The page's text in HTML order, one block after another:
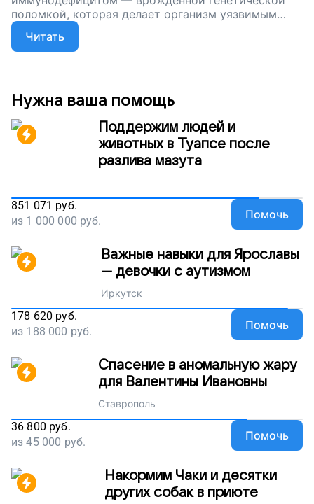
поломкой, которая делает организм уязвимым
перед любыми инфекциями. Друзья, мы
продолжаем сбор на спасительные лекарства для
Лены. Пусть она живет без боли!
Читать
Нужна ваша помощь
Поддержим людей и
животных в Туапсе после
разлива мазута
851 071 руб.
из 1 000 000 руб. Помочь
Важные навыки для Ярославы
— девочки с аутизмом
Иркутск
178 620 руб.
из 188 000 руб. Помочь
Спасение в аномальную жару
для Валентины Ивановны
Ставрополь
36 800 руб.
из45 000 руб. Помочь
Накормим Чаки и десятки
других собак в приюте